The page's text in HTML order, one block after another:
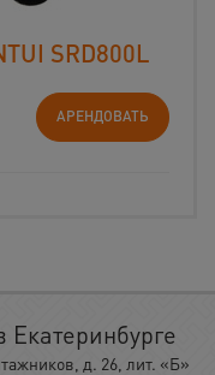
SRD800L
АРЕНДОВАТЬ
Екатеринбурге
д. 26, лит. «Б»